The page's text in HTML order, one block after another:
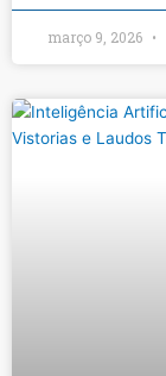
março 9, 2026